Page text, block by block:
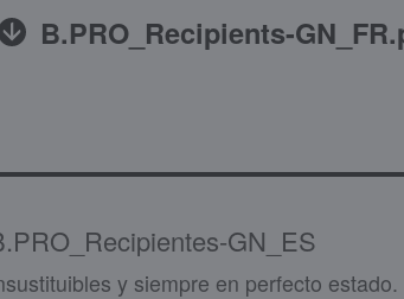
B.PRO_Recipients-
GN_ES
y siempre en perfecto estado.